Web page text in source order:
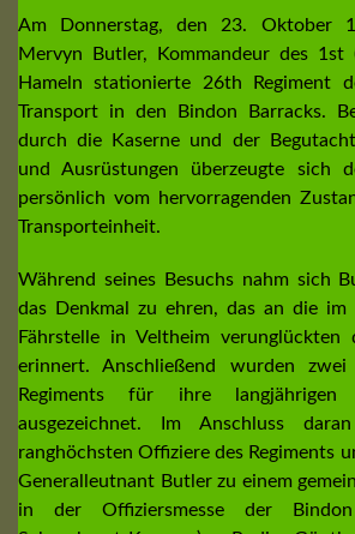
Am Donnerstag, den 23. Oktober
Mervyn Butler, Kommandeur des 1st
Hameln stationierte 26th Regiment
Transport in den Bindon Barracks.
durch die Kaserne und der
und Ausrüstungen überzeugte sich
persönlich vom hervorragenden
Transporteinheit.
Während seines Besuchs nahm sich
das Denkmal zu ehren, das an die
Fährstelle in Veltheim verunglückten
erinnert. Anschließend wurden
Regiments für ihre langjährigen
ausgezeichnet. Im Anschluss
ranghöchsten Offiziere des Regiments
Generalleutnant Butler zu einem
in der Offiziersmesse der